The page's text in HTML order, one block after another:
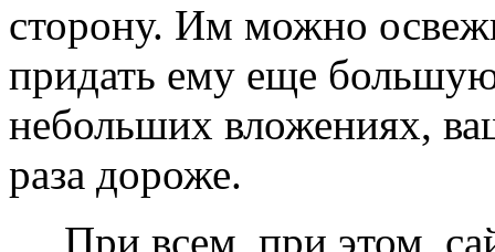
сторону. Им можно
придать ему еще
небольших вложениях,
раза дороже.
При всем, при этом,